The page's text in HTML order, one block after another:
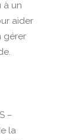
à un
aider
gérer
–
la